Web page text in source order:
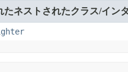
たネストされたクラス/イン